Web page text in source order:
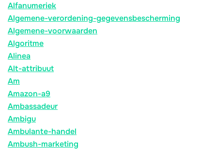
Alfanumeriek
Algemene-verordening-gegevensbescherming
Algemene-voorwaarden
Algoritme
Alinea
Alt-attribuut
Am
Amazon-a9
Ambassadeur
Ambigu
Ambulante-handel
Ambush-marketing